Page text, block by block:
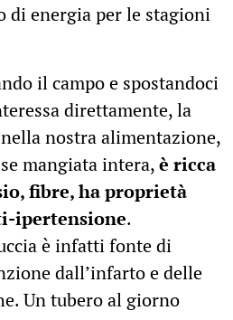
di energia per le stagioni
il campo e spostandoci
direttamente, la
nostra alimentazione,
mangiata intera,è ricca
fibre, ha proprietà
ipertensione.
è infatti fonte di
dall’infarto e delle
Un tubero al giorno